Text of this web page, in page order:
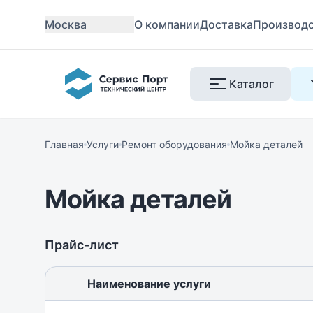
Москва О компанииДоставка
Каталог
Главная Услуги Ремонт оборудования Мойка деталей
Мойка деталей
Прайс-лист
Выбрать услугу
Наименование услуги